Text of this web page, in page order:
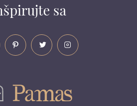
sa